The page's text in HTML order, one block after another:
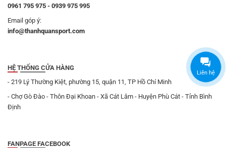
0961 795 975 - 0939 975 995
Email góp ý:
info@thanhquansport.com
HỆ THỐNG CỬA HÀNG
- 219 Lý Thường Kiệt, phường 15, quận 11, TP Hồ Chí Minh
- Chợ Gò Đào - Thôn Đại Khoan - Xã Cát Lâm - Huyện Phù Cát - Tỉnh Bình
Định
FANPAGE FACEBOOK
Liên hệ